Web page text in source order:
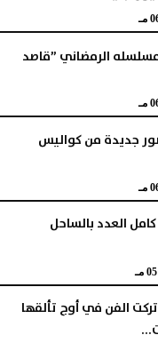
الرمضاني ”قاصد
جديدة من كواليس
العدد بالساحل
مـ
الفن في أوج تألقها